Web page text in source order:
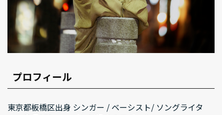
プロフィール
東京都板橋区出身 シンガー / ベーシスト/ ソングライタ